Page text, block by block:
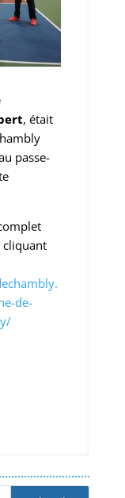
, était
passe-
cliquant
de-